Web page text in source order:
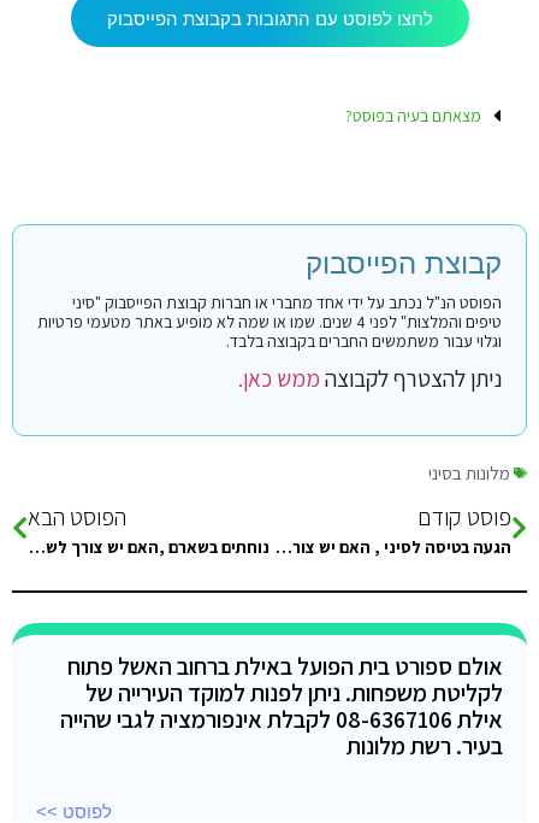
לחצו לפוסט עם התגובות בקבוצת הפייסבוק
מצאתם בעיה בפוסט?
קבוצת הפייסבוק
הפוסט הנ"ל נכתב על ידי אחד מחברי או חברות קבוצת הפייסבוק "סיני
טיפים והמלצות" לפני 4 שנים. שמו או שמה לא מופיע באתר מטעמי פרטיות
וגלוי עבור משתמשים החברים בקבוצה בלבד.
ניתן להצטרף לקבוצהממש כאן.
מלונות בסיני
פוסט קודם
הגעה בטיסה לסיני , האם יש צורך בתשלום דמי מעבר ? אם כן איפה משלמים ?
הפוסט הבא
נוחתים בשארם ,האם יש צורך לשלם אגרה ?
אולם ספורט בית הפועל באילת ברחוב האשל פתוח
לקליטת משפחות. ניתן לפנות למוקד העירייה של
אילת 08-6367106 לקבלת אינפורמציה לגבי שהייה
בעיר. רשת מלונות
לפוסט >>